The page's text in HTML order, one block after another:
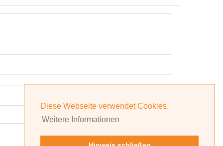
Diese Webseite verwendet Cookies.
Weitere Informationen